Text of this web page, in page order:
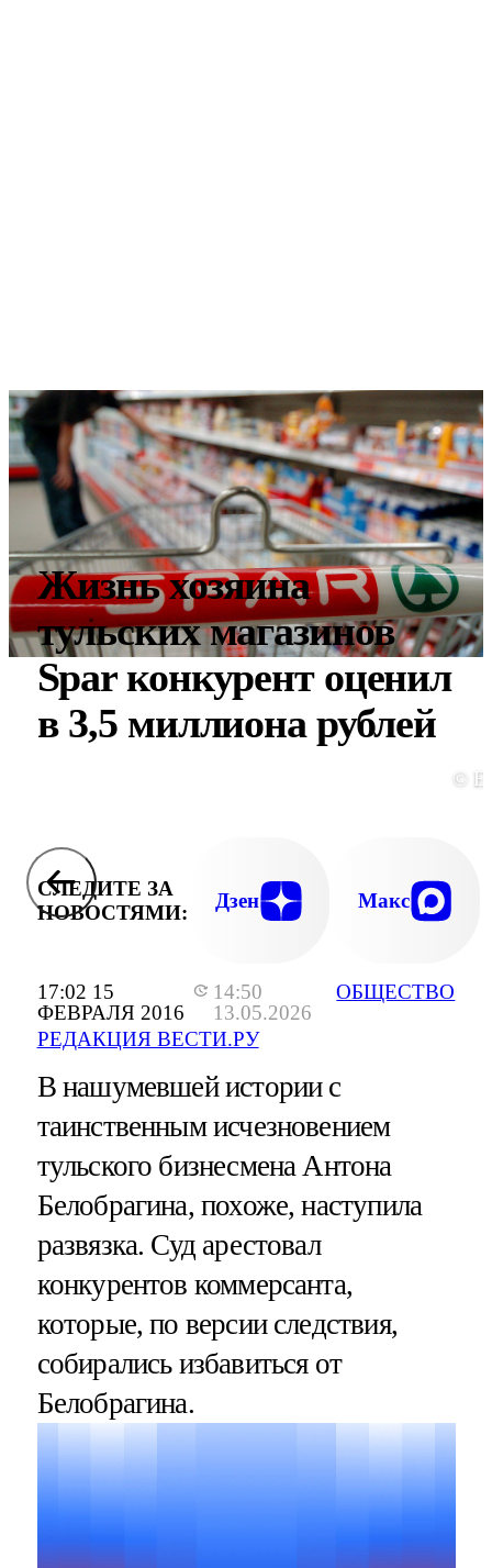
17:02 15
ФЕВРАЛЯ 2016
14:50
13.05.2026
РЕДАКЦИЯ ВЕСТИ.РУ
ОБЩЕСТВО
Жизнь хозяина
тульских магазинов
Spar конкурент оценил
в 3,5 миллиона рублей
©
СЛЕДИТЕ ЗА
НОВОСТЯМИ:
Дзен Макс
В нашумевшей истории с
таинственным исчезновением
тульского бизнесмена Антона
Белобрагина, похоже, наступила
развязка. Суд арестовал
конкурентов коммерсанта,
которые, по версии следствия,
собирались избавиться от
Белобрагина.